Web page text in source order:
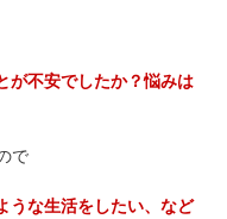
が不安でしたか？悩みは
で
うな生活をしたい、など